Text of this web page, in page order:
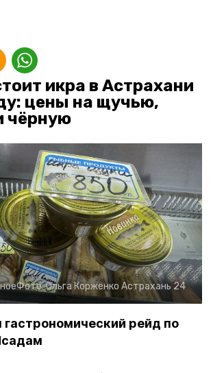
икра в Астрахани
цены на щучью,
чёрную
Фото:Ольга Корженко Астрахань 24
рейд по